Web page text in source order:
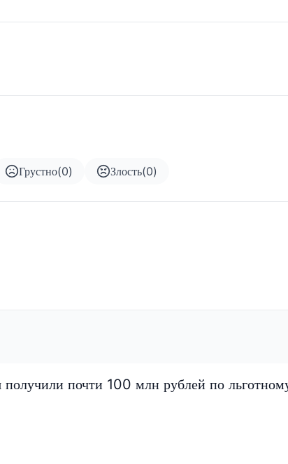
Грустно(0) Злость(0)
получили почти 100 млн рублей по